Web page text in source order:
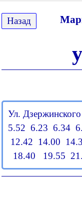
Назад
Ул. Дзержинского
5.52 6.23 6.34
12.42 14.00
18.40 19.55